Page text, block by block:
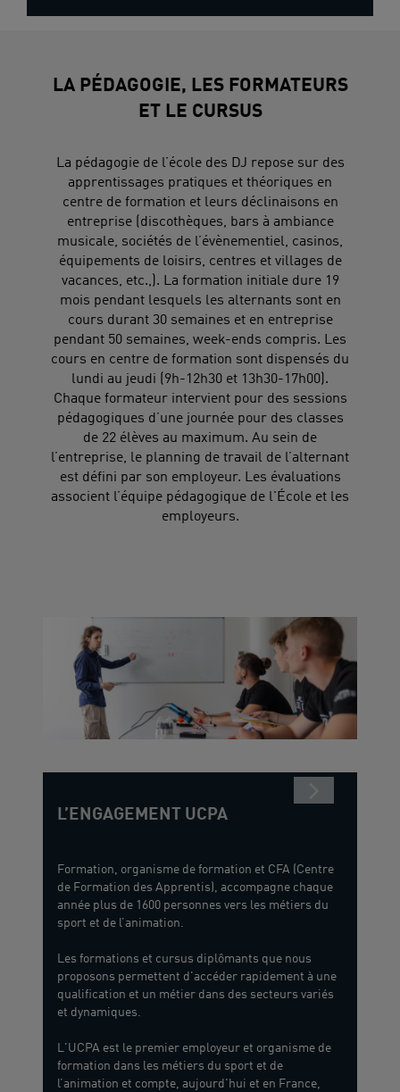
LA PÉDAGOGIE, LES FORMATEURS
ET LE CURSUS
La pédagogie de l’école des DJ repose sur des
apprentissages pratiques et théoriques en
centre de formation et leurs déclinaisons en
entreprise (discothèques, bars à ambiance
musicale, sociétés de l’évènementiel, casinos,
équipements de loisirs, centres et villages de
vacances, etc.,). La formation initiale dure 19
mois pendant lesquels les alternants sont en
cours durant 30 semaines et en entreprise
pendant 50 semaines, week-ends compris. Les
cours en centre de formation sont dispensés du
lundi au jeudi (9h-12h30 et 13h30-17h00).
Chaque formateur intervient pour des sessions
pédagogiques d’une journée pour des classes
de 22 élèves au maximum. Au sein de
l’entreprise, le planning de travail de l’alternant
est défini par son employeur. Les évaluations
associent l’équipe pédagogique de l'École et les
employeurs.
L’ENGAGEMENT UCPA
Formation, organisme de formation et CFA (Centre
de Formation des Apprentis), accompagne chaque
année plus de 1600 personnes vers les métiers du
sport et de l’animation.
Les formations et cursus diplômants que nous
proposons permettent d'accéder rapidement à une
qualification et un métier dans des secteurs variés
et dynamiques.
L'UCPA est le premier employeur et organisme de
formation dans les métiers du sport et de
l’animation et compte, aujourd'hui et en France,